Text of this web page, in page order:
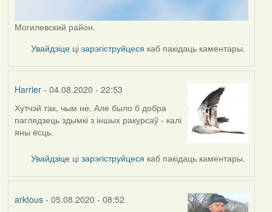
Могилевский район.
Увайдзіце цізарэгіструйцеся каб пакідаць каментары.
Harrier- 04.08.2020 - 22:53
In
reply
to
arktous
Хутчэй так, чым не. Але было б добра
паглядзець здымкі з іншых ракурсаў - калі
яны ёсць.
Увайдзіце цізарэгіструйцеся каб пакідаць каментары.
arktous- 05.08.2020 - 08:52